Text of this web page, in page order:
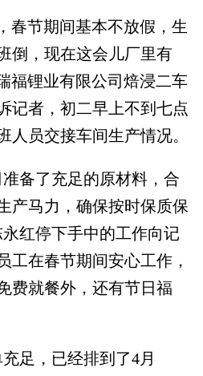
节期间基本不放假，生
倒，现在这会儿厂里有
福锂业有限公司焙浸二车
记者，初二早上不到七点
人员交接车间生产情况。
备了充足的原材料，合
产马力，确保按时保质保
红停下手中的工作向记
工在春节期间安心工作，
费就餐外，还有节日福
，已经排到了4月